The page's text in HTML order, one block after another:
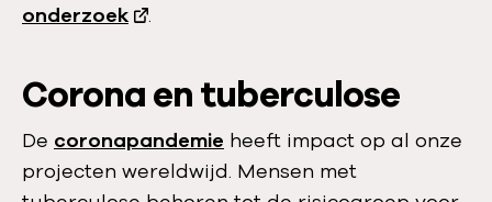
onderzoek
.
Corona en tuberculose
De coronapandemie heeft impact op al onze
projecten wereldwijd. Mensen met